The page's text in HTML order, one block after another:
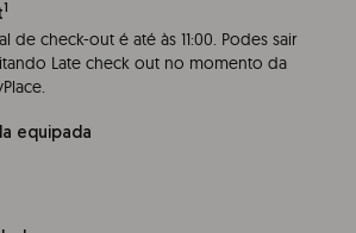
1
de check-out é até às 11:00. Podes sair
Late check out no momento da
equipada